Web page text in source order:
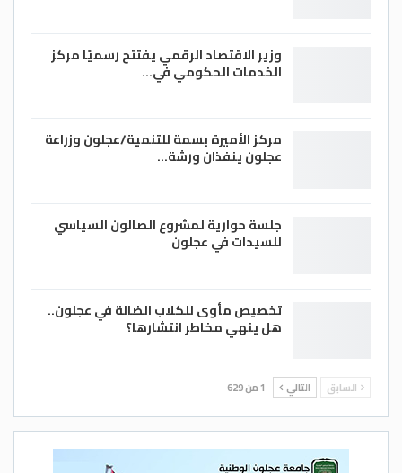
وزير الاقتصاد الرقمي يفتتح رسميًا مركز
الخدمات الحكومي في…
مركز الأميرة بسمة للتنمية/عجلون وزراعة
عجلون ينفذان ورشة…
جلسة حوارية لمشروع الصالون السياسي
للسيدات في عجلون
تخصيص مأوى للكلاب الضالة في عجلون..
هل ينهي مخاطر انتشارها؟
السابق التالي 1 من 629